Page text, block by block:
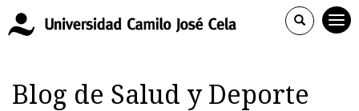
Blog de Salud y Deporte